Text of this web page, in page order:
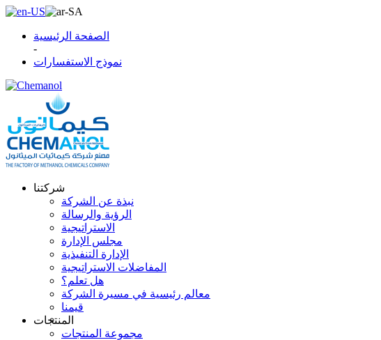
الصفحة الرئيسية
-
نموذج الاستفسارات
شركتنا
نبذة عن الشركة
الرؤية والرسالة
الاستراتيجية
مجلس الإدارة
الإدارة التنفيذية
المفاضلات الاستراتيجية
هل تعلم؟
معالم رئيسية في مسيرة الشركة
قيمنا
المنتجات
مجموعة المنتجات